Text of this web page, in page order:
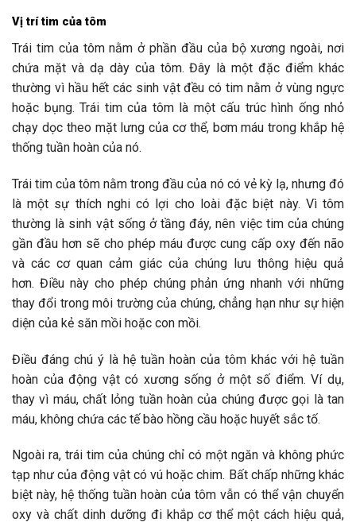
Vị trí tim của tôm
Trái tim của tôm nằm ở phần đầu của bộ xương ngoài, nơi
chứa mặt và dạ dày của tôm. Đây là một đặc điểm khác
thường vì hầu hết các sinh vật đều có tim nằm ở vùng ngực
hoặc bụng. Trái tim của tôm là một cấu trúc hình ống nhỏ
chạy dọc theo mặt lưng của cơ thể, bơm máu trong khắp hệ
thống tuần hoàn của nó.
Trái tim của tôm nằm trong đầu của nó có vẻ kỳ lạ, nhưng đó
là một sự thích nghi có lợi cho loài đặc biệt này. Vì tôm
thường là sinh vật sống ở tầng đáy, nên việc tim của chúng
gần đầu hơn sẽ cho phép máu được cung cấp oxy đến não
và các cơ quan cảm giác của chúng lưu thông hiệu quả
hơn. Điều này cho phép chúng phản ứng nhanh với những
thay đổi trong môi trường của chúng, chẳng hạn như sự hiện
diện của kẻ săn mồi hoặc con mồi.
Điều đáng chú ý là hệ tuần hoàn của tôm khác với hệ tuần
hoàn của động vật có xương sống ở một số điểm. Ví dụ,
thay vì máu, chất lỏng tuần hoàn của chúng được gọi là tan
máu, không chứa các tế bào hồng cầu hoặc huyết sắc tố.
Ngoài ra, trái tim của chúng chỉ có một ngăn và không phức
tạp như của động vật có vú hoặc chim. Bất chấp những khác
biệt này, hệ thống tuần hoàn của tôm vẫn có thể vận chuyển
oxy và chất dinh dưỡng đi khắp cơ thể một cách hiệu quả,